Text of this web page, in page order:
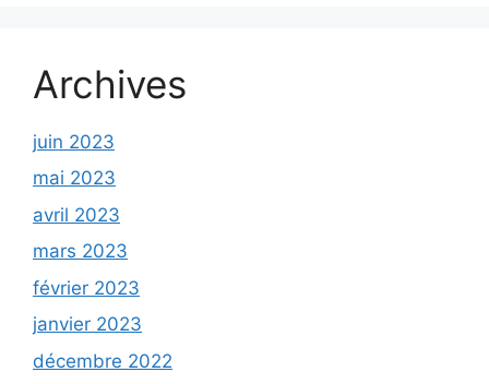
Archives
juin 2023
mai 2023
avril 2023
mars 2023
février 2023
janvier 2023
décembre 2022